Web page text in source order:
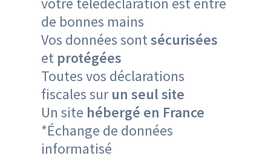
de bonnes mains
Vos données sontsécurisées
et protégées
Toutes vos déclarations
fiscales surun seul site
Un site hébergé en France
*Échange de données
informatisé